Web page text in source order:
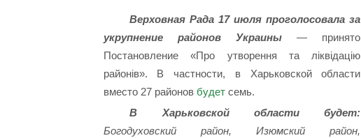
Верховная Рада 17 июля проголосовала за
укрупнение районов Украины — принято
Постановление «Про утворення та ліквідацію
районів». В частности, в Харьковской области
вместо 27 районов будетсемь.
В Харьковской области будет:
Богодуховский район, Изюмский район,